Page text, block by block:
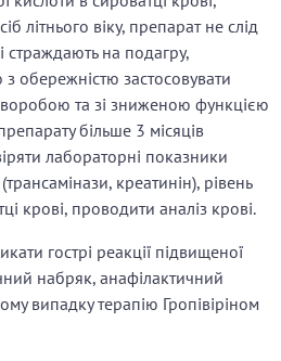
літнього віку, препарат не слід
страждають на подагру,
з обережністю застосовувати
та зі зниженою функцією
більше 3 місяців
лабораторні показники
креатинін), рівень
крові, проводити аналіз крові.
гострі реакції підвищеної
набряк, анафілактичний
випадку терапію Гропівіріном